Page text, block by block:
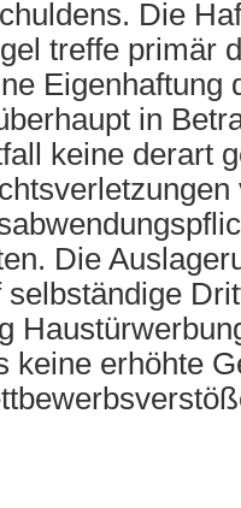
Die
treffe primär
Eigenhaftung
in
keine derart
Die
keine erhöhte